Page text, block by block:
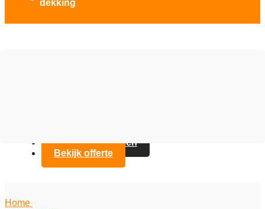
dekking
Contact opnemen
Bekijk offerte
Home